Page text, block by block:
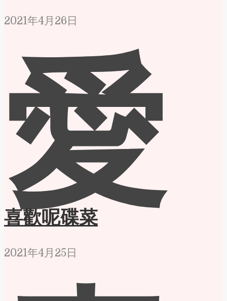
2021年4月26日
愛
喜歡呢碟菜
2021年4月25日